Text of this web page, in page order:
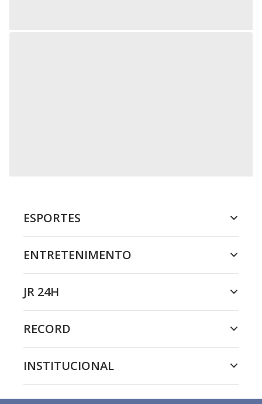
ESPORTES
ENTRETENIMENTO
JR 24H
RECORD
INSTITUCIONAL